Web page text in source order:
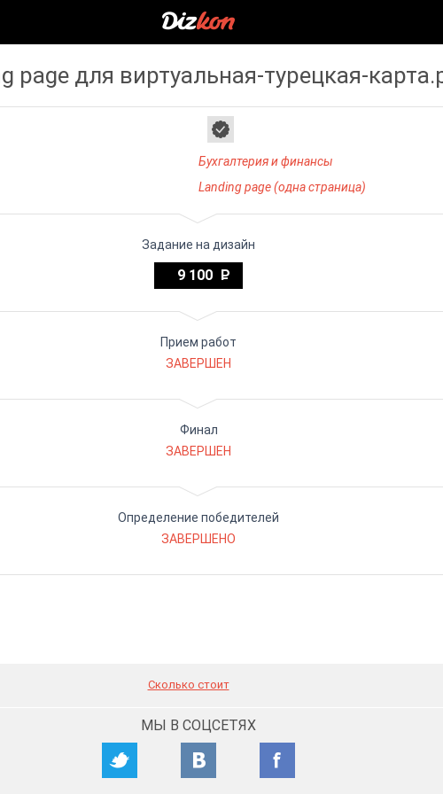
page для виртуальная-турецкая-
Бухгалтерия и финансы
Landing page (одна страница)
Задание на дизайн
9 100
Прием работ
ЗАВЕРШЕН
Финал
ЗАВЕРШЕН
Определение победителей
ЗАВЕРШЕНО
Сколько стоит
МЫ В СОЦСЕТЯХ